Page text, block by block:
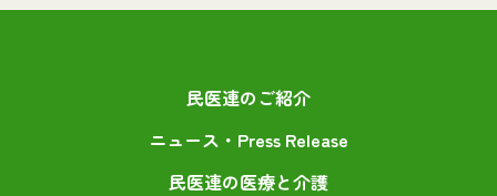
民医連のご紹介
ニュース・Press Release
民医連の医療と介護